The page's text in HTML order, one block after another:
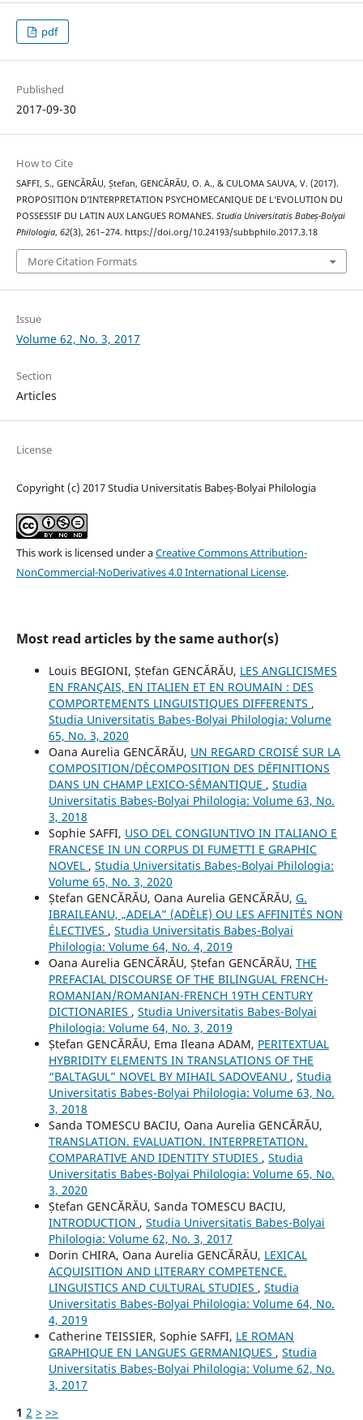
pdf
Published
2017-09-30
How to Cite
SAFFI, S., GENCĂRĂU, Ștefan, GENCĂRĂU, O. A., & CULOMA SAUVA, V. (2017).
PROPOSITION D’INTERPRETATION PSYCHOMECANIQUE DE L’EVOLUTION DU
POSSESSIF DU LATIN AUX LANGUES ROMANES. Studia Universitatis Babeș-Bolyai
Philologia, 62(3), 261–274. https://doi.org/10.24193/subbphilo.2017.3.18
More Citation Formats
Issue
Volume 62, No. 3, 2017
Section
Articles
License
Copyright (c) 2017 Studia Universitatis Babeș-Bolyai Philologia
This work is licensed under aCreative Commons Attribution-
NonCommercial-NoDerivatives 4.0 International License.
Most read articles by the same author(s)
Louis BEGIONI, Ștefan GENCĂRĂU, LES ANGLICISMES
EN FRANÇAIS, EN ITALIEN ET EN ROUMAIN : DES
COMPORTEMENTS LINGUISTIQUES DIFFERENTS ,
Studia Universitatis Babeș-Bolyai Philologia: Volume
65, No. 3, 2020
Oana Aurelia GENCĂRĂU, UN REGARD CROISÉ SUR LA
COMPOSITION/DÉCOMPOSITION DES DÉFINITIONS
DANS UN CHAMP LEXICO-SÉMANTIQUE , Studia
Universitatis Babeș-Bolyai Philologia: Volume 63, No.
3, 2018
Sophie SAFFI, USO DEL CONGIUNTIVO IN ITALIANO E
FRANCESE IN UN CORPUS DI FUMETTI E GRAPHIC
NOVEL , Studia Universitatis Babeș-Bolyai Philologia:
Volume 65, No. 3, 2020
Ștefan GENCĂRĂU, Oana Aurelia GENCĂRĂU, G.
IBRAILEANU, „ADELA” (ADÈLE) OU LES AFFINITÉS NON
ÉLECTIVES , Studia Universitatis Babeș-Bolyai
Philologia: Volume 64, No. 4, 2019
Oana Aurelia GENCĂRĂU, Ștefan GENCĂRĂU, THE
PREFACIAL DISCOURSE OF THE BILINGUAL FRENCH-
ROMANIAN/ROMANIAN-FRENCH 19TH CENTURY
DICTIONARIES , Studia Universitatis Babeș-Bolyai
Philologia: Volume 64, No. 3, 2019
Ștefan GENCĂRĂU, Ema Ileana ADAM, PERITEXTUAL
HYBRIDITY ELEMENTS IN TRANSLATIONS OF THE
“BALTAGUL” NOVEL BY MIHAIL SADOVEANU , Studia
Universitatis Babeș-Bolyai Philologia: Volume 63, No.
3, 2018
Sanda TOMESCU BACIU, Oana Aurelia GENCĂRĂU,
TRANSLATION. EVALUATION. INTERPRETATION.
COMPARATIVE AND IDENTITY STUDIES , Studia
Universitatis Babeș-Bolyai Philologia: Volume 65, No.
3, 2020
Ștefan GENCĂRĂU, Sanda TOMESCU BACIU,
INTRODUCTION , Studia Universitatis Babeș-Bolyai
Philologia: Volume 62, No. 3, 2017
Dorin CHIRA, Oana Aurelia GENCĂRĂU, LEXICAL
ACQUISITION AND LITERARY COMPETENCE.
LINGUISTICS AND CULTURAL STUDIES , Studia
Universitatis Babeș-Bolyai Philologia: Volume 64, No.
4, 2019
Catherine TEISSIER, Sophie SAFFI, LE ROMAN
GRAPHIQUE EN LANGUES GERMANIQUES , Studia
Universitatis Babeș-Bolyai Philologia: Volume 62, No.
3, 2017
1 2 > >>